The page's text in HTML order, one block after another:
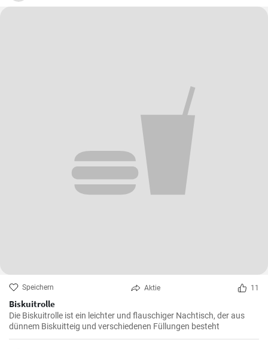
Speichern Aktie 11
Biskuitrolle
Die Biskuitrolle ist ein leichter und flauschiger Nachtisch, der aus
dünnem Biskuitteig und verschiedenen Füllungen besteht